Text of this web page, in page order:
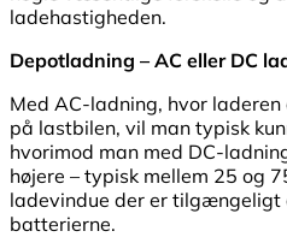
ladehastigheden.
Depotladning – AC eller DC
Med AC-ladning, hvor
på lastbilen, vil man typisk
hvorimod man med DC-
højere – typisk mellem 25 og
ladevindue der er tilgængeligt
batterierne.